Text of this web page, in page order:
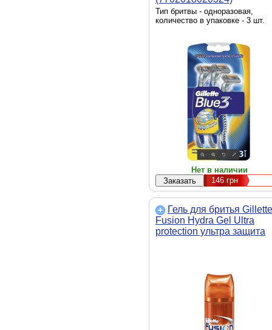
Тип бритвы - одноразовая,
количество в упаковке - 3 шт.
Нет в наличии
146грн
Гель для бритья Gillette
Fusion Hydra Gel Ultra
protection ультра защита